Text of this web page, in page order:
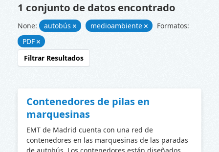
1 conjunto de datos encontrado
None: autobús medioambiente
Formatos:
PDF
Filtrar Resultados
Contenedores de pilas en
marquesinas
EMT de Madrid cuenta con una red de
contenedores en las marquesinas de las paradas